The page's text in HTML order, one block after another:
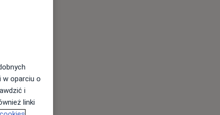
w oparciu o
i
linki